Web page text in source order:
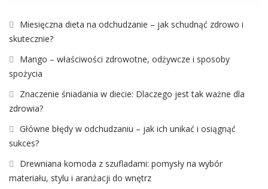
Miesięczna dieta na odchudzanie – jak schudnąć zdrowo i
skutecznie?
Mango – właściwości zdrowotne, odżywcze i sposoby
spożycia
Znaczenie śniadania w diecie: Dlaczego jest tak ważne dla
zdrowia?
Główne błędy w odchudzaniu – jak ich unikać i osiągnąć
sukces?
Drewniana komoda z szufladami: pomysły na wybór
materiału, stylu i aranżacji do wnętrz